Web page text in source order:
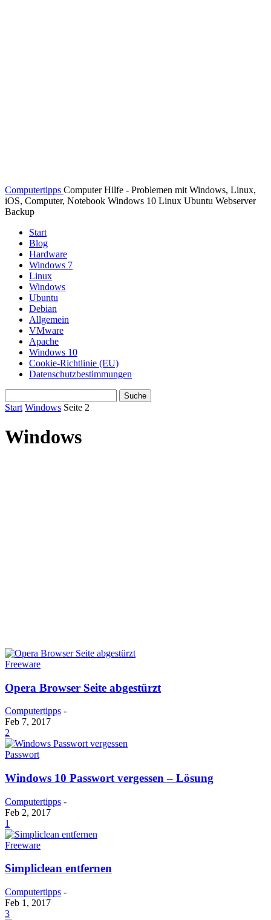
Computertipps Computer Hilfe - Problemen mit Windows, Linux,
iOS, Computer, Notebook Windows 10 Linux Ubuntu Webserver
Backup
Start
Blog
Hardware
Windows 7
Linux
Windows
Ubuntu
Debian
Allgemein
VMware
Apache
Windows 10
Cookie-Richtlinie (EU)
Datenschutzbestimmungen
Start Windows Seite 2
Windows
Freeware
Opera Browser Seite abgestürzt
Computertipps -
Feb 7, 2017
2
Passwort
Windows 10 Passwort vergessen – Lösung
Computertipps -
Feb 2, 2017
1
Freeware
Simpliclean entfernen
Computertipps -
Feb 1, 2017
3